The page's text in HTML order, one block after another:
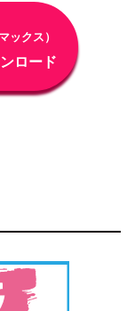
ックス）
ロード